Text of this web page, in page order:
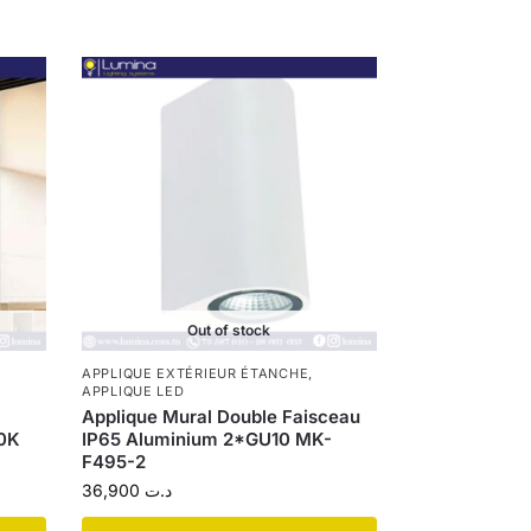
Out of stock
APPLIQUE EXTÉRIEUR ÉTANCHE,
APPLIQUE LED
Applique Mural Double Faisceau
IP65 Aluminium 2*GU10 MK-
F495-2
د.ت